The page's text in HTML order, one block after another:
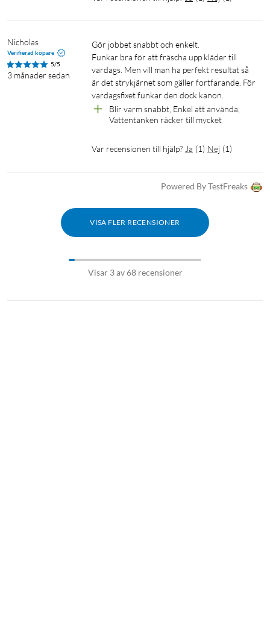
Nicholas
Verifierad köpare
5/5
3 månader sedan
Gör jobbet snabbt och enkelt.
Funkar bra för att fräscha upp kläder till
vardags. Men vill man ha perfekt resultat så
är det strykjärnet som gäller fortfarande. För
vardagsfixet funkar den dock kanon.
Blir varm snabbt, Enkel att använda,
Vattentanken räcker till mycket
Var recensionen till hjälp? Ja (1) Nej (1)
Powered By TestFreaks
VISA FLER RECENSIONER
Visar 3 av 68 recensioner